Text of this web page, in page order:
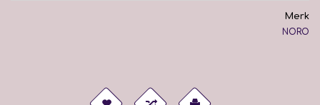
Merk
NORO